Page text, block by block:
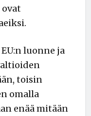
luonne ja
toisin
omalla
enää mitään